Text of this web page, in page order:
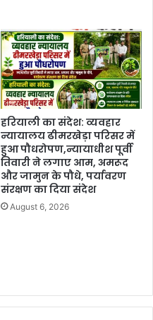
हरियाली का संदेश: व्यवहार
न्यायालय ढीमरखेड़ा परिसर में
हुआ पौधरोपण,न्यायाधीश पूर्वी
तिवारी ने लगाए आम, अमरूद
और जामुन के पौधे, पर्यावरण
संरक्षण का दिया संदेश
August 6, 2026